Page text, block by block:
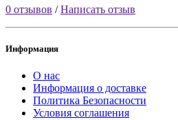
0 отзывов /Написать отзыв
Информация
О нас
Информация о доставке
Политика Безопасности
Условия соглашения